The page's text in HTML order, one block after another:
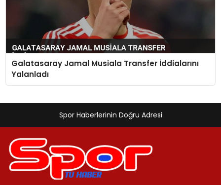
Galatasaray Jamal Musiala Transfer İddialarını
Yalanladı
Spor Haberlerinin Doğru Adresi